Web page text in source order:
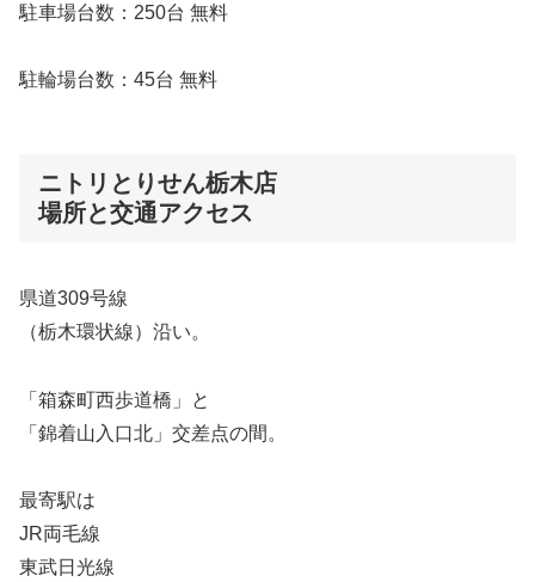
駐車場台数：250台 無料
駐輪場台数：45台 無料
ニトリとりせん栃木店
場所と交通アクセス
県道309号線
（栃木環状線）沿い。
「箱森町西歩道橋」と
「錦着山入口北」交差点の間。
最寄駅は
JR両毛線
東武日光線